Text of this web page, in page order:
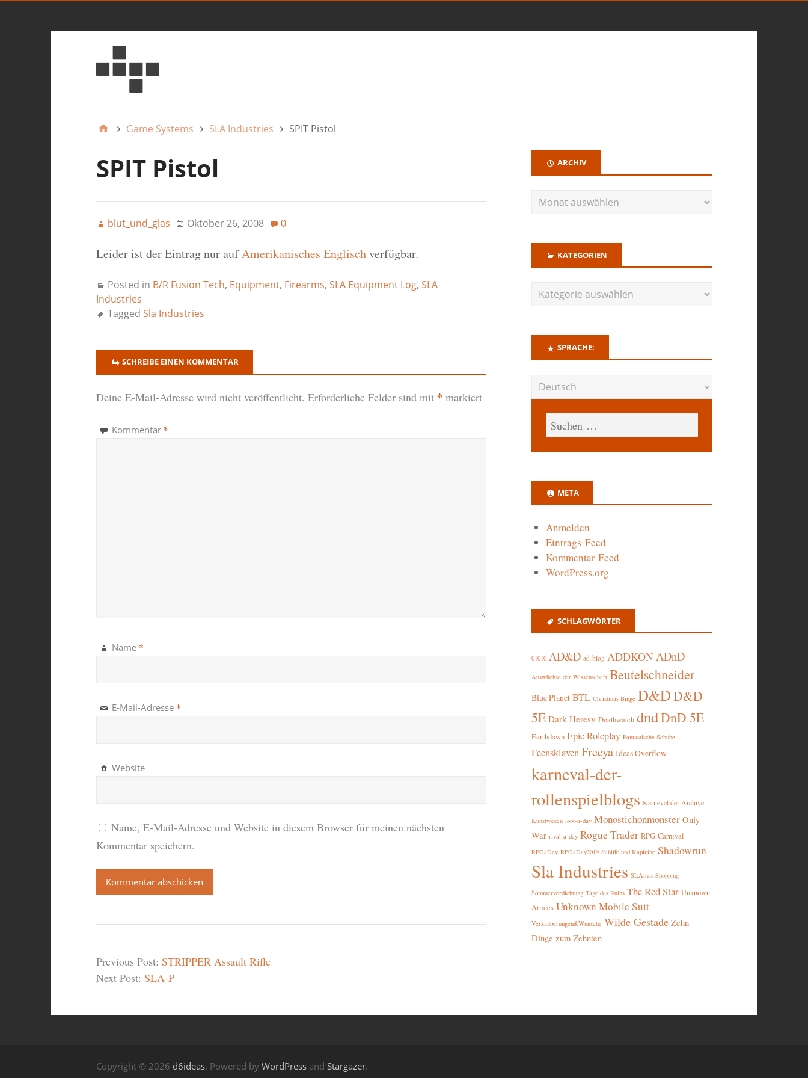
Game Systems SLA Industries SPIT Pistol
SPIT Pistol
blut_und_glas Oktober 26, 2008 0
Leider ist der Eintrag nur aufAmerikanisches Englischverfügbar.
Posted in B/R Fusion Tech, Equipment, Firearms, SLA Equipment Log, SLA
Industries
Tagged Sla Industries
SCHREIBE EINEN KOMMENTAR
Deine E-Mail-Adresse wird nicht veröffentlicht. Erforderliche Felder sind mit * markiert
Kommentar *
Name *
E-Mail-Adresse *
Website
Name, E-Mail-Adresse und Website in diesem Browser für meinen nächsten
Kommentar speichern.
Previous Post: STRIPPER Assault Rifle
Next Post: SLA-P
ARCHIV
KATEGORIEN
SPRACHE:
META
Anmelden
Eintrags-Feed
Kommentar-Feed
WordPress.org
SCHLAGWÖRTER
01010 AD&D ad-blog ADDKONADnD
Auswüchse der Wissenschaft Beutelschneider
Blue Planet BTL Christmas Binge D&DD&D
5E Dark Heresy Deathwatch dndDnD 5E
Earthdawn Epic Roleplay Fantastische Schuhe
Feensklaven Freeya Ideas Overflow
karneval-der-
rollenspielblogs Karneval der Archive
Kunstwesen loot-a-day Monostichonmonster Only
War rival-a-day Rogue Trader RPG-Carnival
RPGaDay RPGaDay2019 Schiffe und Kapitäne Shadowrun
Sla Industries SLAmas Shopping
Sommerverdichtung Tage des Ruins The Red Star Unknown
Armies Unknown Mobile Suit
Verzauberungen&Wünsche Wilde Gestade Zehn
Dinge zum Zehnten
Copyright © 2026 d6ideas. Powered by WordPressand Stargazer.